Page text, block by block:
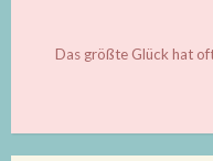
Das größte Glück hat